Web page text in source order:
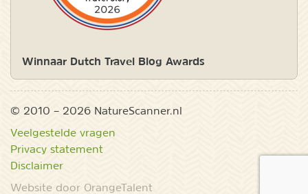
Winnaar Dutch Travel Blog Awards
© 2010 – 2026 NatureScanner.nl
Veelgestelde vragen
Privacy statement
Disclaimer
Website door OrangeTalent